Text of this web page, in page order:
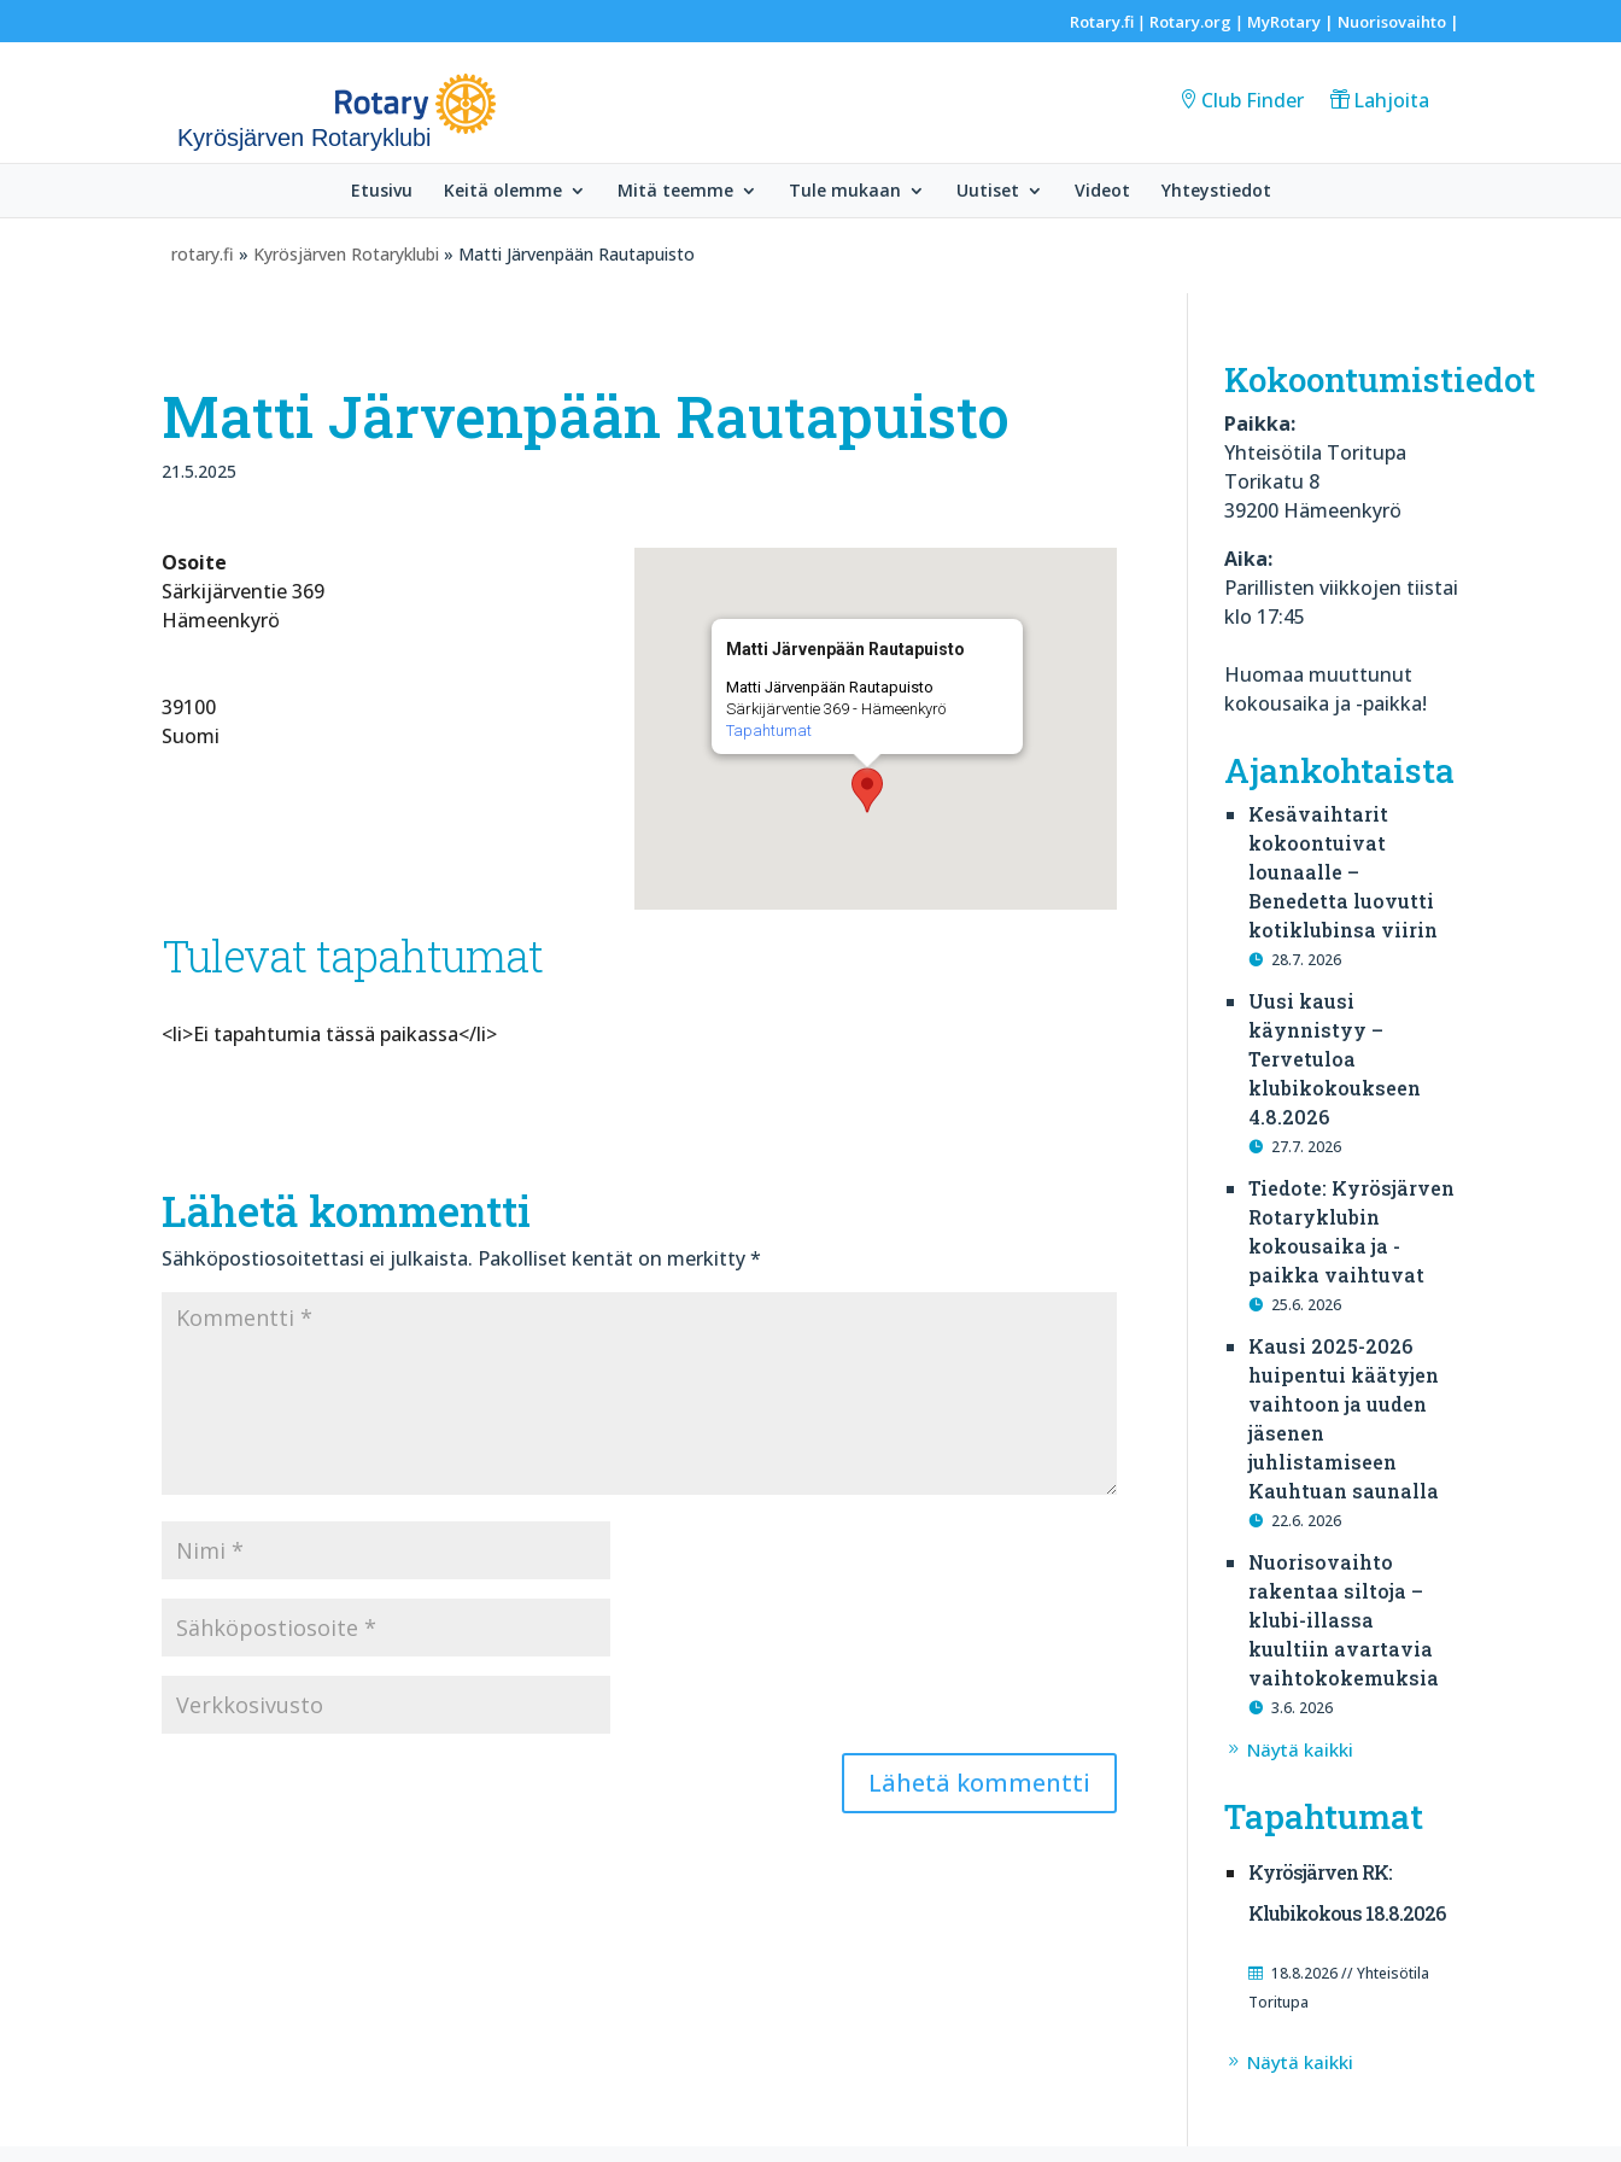
Rotary.fi| Rotary.org | MyRotary | Nuorisovaihto|
Kyrösjärven Rotaryklubi
Club Finder Lahjoita
Etusivu Keitä olemme Mitä teemme Tule mukaan Uutiset Videot Yhteystiedot
rotary.fi » Kyrösjärven Rotaryklubi » Matti Järvenpään Rautapuisto
Matti Järvenpään Rautapuisto
21.5.2025
Matti Järvenpään Rautapuisto
Matti Järvenpään Rautapuisto
Särkijärventie 369 - Hämeenkyrö
Tapahtumat
Osoite
Särkijärventie 369
Hämeenkyrö
39100
Suomi
Tulevat tapahtumat
<li>Ei tapahtumia tässä paikassa</li>
Lähetä kommentti
Sähköpostiosoitettasi ei julkaista. Pakolliset kentät on merkitty*
Kokoontumistiedot
Paikka:
Yhteisötila Toritupa
Torikatu 8
39200 Hämeenkyrö
Aika:
Parillisten viikkojen tiistai
klo 17:45
Huomaa muuttunut
kokousaika ja -paikka!
Ajankohtaista
Kesävaihtarit
kokoontuivat
lounaalle –
Benedetta luovutti
kotiklubinsa viirin
28.7. 2026
Uusi kausi
käynnistyy –
Tervetuloa
klubikokoukseen
4.8.2026
27.7. 2026
Tiedote: Kyrösjärven
Rotaryklubin
kokousaika ja -
paikka vaihtuvat
25.6. 2026
Kausi 2025-2026
huipentui käätyjen
vaihtoon ja uuden
jäsenen
juhlistamiseen
Kauhtuan saunalla
22.6. 2026
Nuorisovaihto
rakentaa siltoja –
klubi-illassa
kuultiin avartavia
vaihtokokemuksia
3.6. 2026
Näytä kaikki
Tapahtumat
Kyrösjärven RK:
Klubikokous 18.8.2026
18.8.2026 // Yhteisötila
Toritupa
Näytä kaikki